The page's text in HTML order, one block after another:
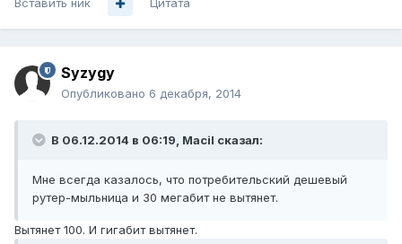
Вставить ник Цитата
Syzygy
Опубликовано 6 декабря, 2014
В 06.12.2014 в 06:19, Macil сказал:
Мне всегда казалось, что потребительский дешевый
рутер-мыльница и 30 мегабит не вытянет.
Вытянет 100. И гигабит вытянет.